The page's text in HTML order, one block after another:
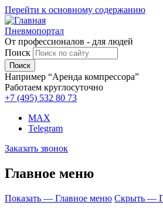
Перейти к основному содержанию
Пневмопортал
От профессионалов - для людей
Поиск
Например “Аренда компрессора”
Работаем круглосуточно
+7 (495) 532 80 73
MAX
Telegram
Заказать звонок
Главное меню
Показать — Главное меню Скрыть —